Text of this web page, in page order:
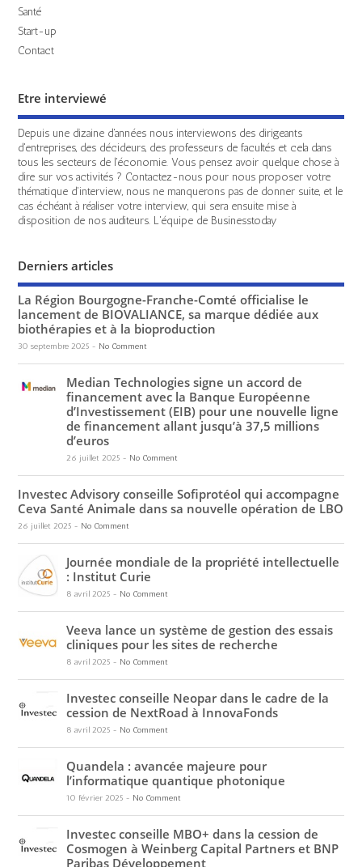
Santé
Start-up
Contact
Etre interviewé
Depuis une dizaine d'années nous interviewons des dirigeants
d'entreprises, des décideurs, des professeurs de facultés et cela dans
tous les secteurs de l'économie. Vous pensez avoir quelque chose à
dire sur vos activités ? Contactez-nous pour nous proposer votre
thématique d'interview, nous ne manquerons pas de donner suite, et le
cas échéant à réaliser votre interview, qui sera ensuite mise à
disposition de nos auditeurs. L'équipe de Businesstoday
Derniers articles
La Région Bourgogne-Franche-Comté officialise le
lancement de BIOVALIANCE, sa marque dédiée aux
biothérapies et à la bioproduction
30 septembre 2025- No Comment
Median Technologies signe un accord de
financement avec la Banque Européenne
d’Investissement (EIB) pour une nouvelle ligne
de financement allant jusqu’à 37,5 millions
d’euros
26 juillet 2025- No Comment
Investec Advisory conseille Sofiprotéol qui accompagne
Ceva Santé Animale dans sa nouvelle opération de LBO
26 juillet 2025- No Comment
Journée mondiale de la propriété intellectuelle
: Institut Curie
8 avril 2025- No Comment
Veeva lance un système de gestion des essais
cliniques pour les sites de recherche
8 avril 2025- No Comment
Investec conseille Neopar dans le cadre de la
cession de NextRoad à InnovaFonds
8 avril 2025- No Comment
Quandela : avancée majeure pour
l’informatique quantique photonique
10 février 2025- No Comment
Investec conseille MBO+ dans la cession de
Cosmogen à Weinberg Capital Partners et BNP
Paribas Développement